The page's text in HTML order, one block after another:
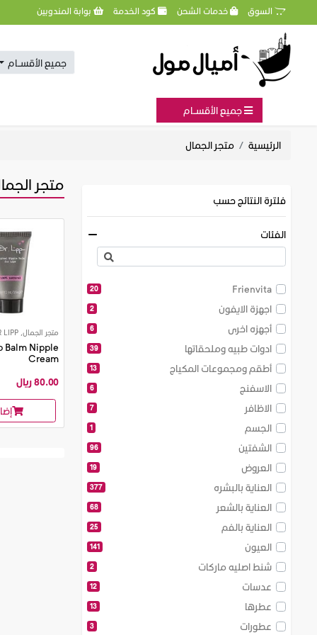
السوق خدمات الشحن كود الخدمة بوابة المندوبين
جميع الأقســام
جميع الأقســام
الرئيسية متجر الجمال
فلترة النتائج حسب
الفئات
Frienvita
20
اجهزة الايفون 2
أجهزه اخرى 6
ادوات طبيه وملحقاتها 39
أطقم ومجموعات المكياج 13
الاسفنج 6
الاظافر 7
الجسم 1
الشفتين 96
العروض 19
العناية بالبشره 377
العناية بالشعر 68
العناية بالفم 25
العيون 141
شنط اصليه ماركات 2
عدسات 12
عطرها 13
عطورات 3
متجر
متجر الجمال, DR LIPP
Balm Nipple
Cream
80.00 ريال